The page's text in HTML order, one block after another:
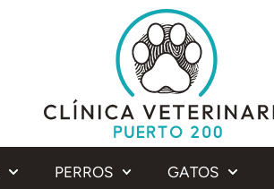
PERROS GATOS